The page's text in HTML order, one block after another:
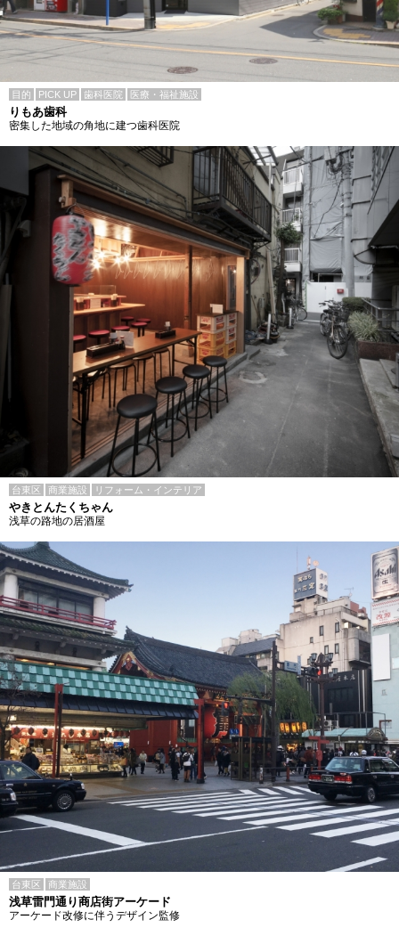
目的 PICK UP 歯科医院 医療・福祉施設
りもあ歯科
密集した地域の角地に建つ歯科医院
台東区 商業施設 リフォーム・インテリア
やきとんたくちゃん
浅草の路地の居酒屋
台東区 商業施設
浅草雷門通り商店街アーケード
アーケード改修に伴うデザイン監修